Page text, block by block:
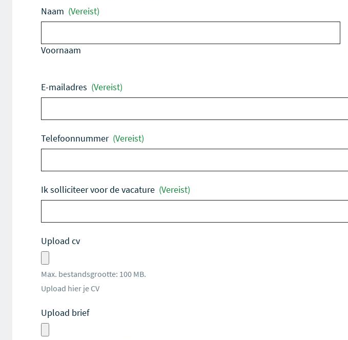
Naam (Vereist)
Voornaam
E-mailadres (Vereist)
Telefoonnummer (Vereist)
Ik solliciteer voor de vacature (Vereist)
Upload cv
Max. bestandsgrootte: 100 MB.
Upload hier je CV
Upload brief